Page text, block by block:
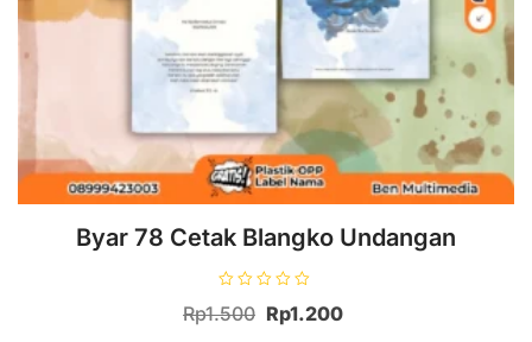
Byar 78 Cetak Blangko Undangan
i
Rp1.500 Harga
Rp1.200